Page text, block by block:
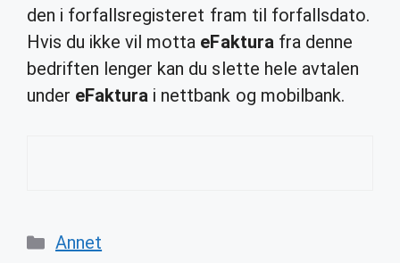
den i forfallsregisteret fram til forfallsdato.
Hvis du ikke vil motta eFakturafra denne
bedriften lenger kan du slette hele avtalen
under eFaktura i nettbank og mobilbank.
Categories
Annet